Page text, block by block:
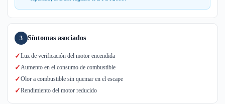
3 Síntomas asociados
✓Luz de verificación del motor encendida
✓Aumento en el consumo de combustible
✓Olor a combustible sin quemar en el escape
✓Rendimiento del motor reducido